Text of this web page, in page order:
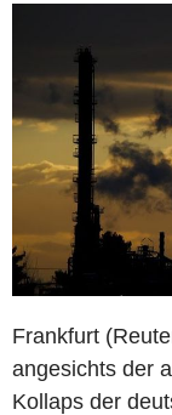
Frankfurt
angesichts der
Kollaps der